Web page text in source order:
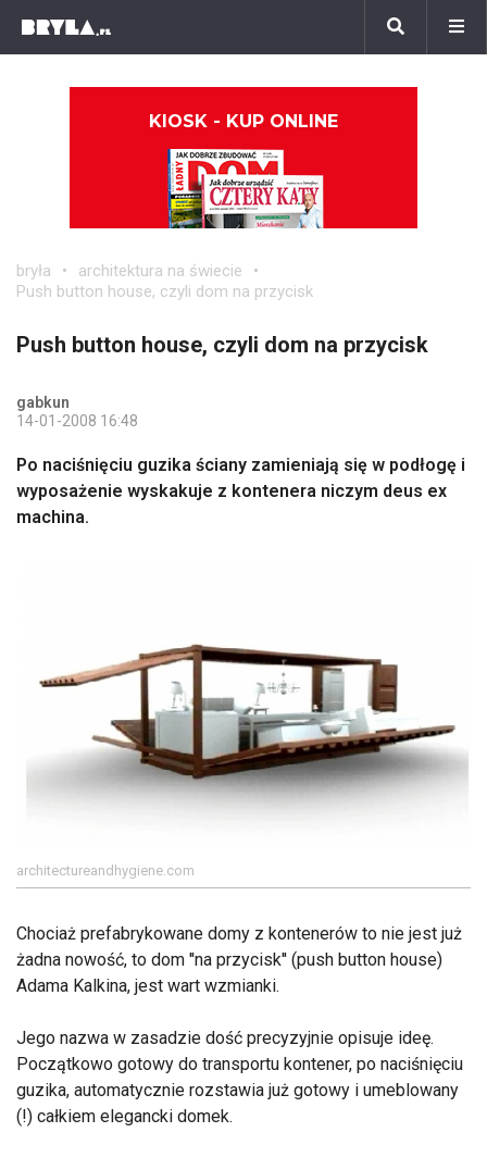
KIOSK - KUP ONLINE
bryła
architektura na świecie
Push button house, czyli dom na przycisk
Push button house, czyli dom na przycisk
gabkun
14-01-2008 16:48
Po naciśnięciu guzika ściany zamieniają się w podłogę i
wyposażenie wyskakuje z kontenera niczym deus ex
machina.
architectureandhygiene.com
Chociaż prefabrykowane domy z kontenerów to nie jest już
żadna nowość, to dom ''na przycisk'' (push button house)
Adama Kalkina, jest wart wzmianki.
Jego nazwa w zasadzie dość precyzyjnie opisuje ideę.
Początkowo gotowy do transportu kontener, po naciśnięciu
guzika, automatycznie rozstawia już gotowy i umeblowany
(!) całkiem elegancki domek.